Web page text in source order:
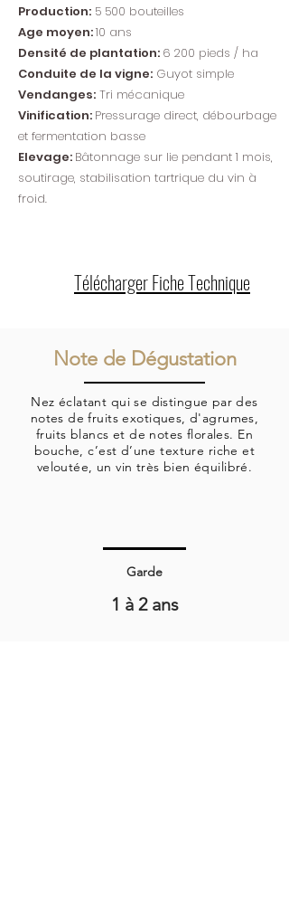
Production: 5 500 bouteilles
Age moyen:10 ans
Densité de plantation: 6 200 pieds / ha
Conduite de la vigne: Guyot simple
Vendanges: Tri mécanique
Vinification: Pressurage direct, débourbage
et fermentation basse
Elevage: Bâtonnage sur lie pendant 1 mois,
soutirage, stabilisation tartrique du vin à
froid.
Télécharger Fiche Technique
Note de Dégustation
Nez éclatant qui se distingue par des
notes de fruits exotiques, d'agrumes,
fruits blancs et de notes florales. En
bouche, c’est d’une texture riche et
veloutée, un vin très bien équilibré.
Garde
1 à 2 ans